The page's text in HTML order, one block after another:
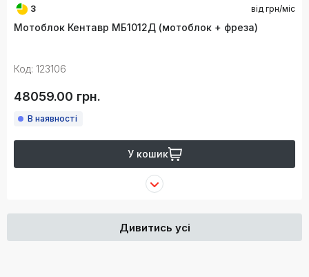
3 від грн/міс
Мотоблок Кентавр МБ1012Д (мотоблок + фреза)
Код: 123106
48059.00 грн.
В наявності
У кошик
Дивитись усі